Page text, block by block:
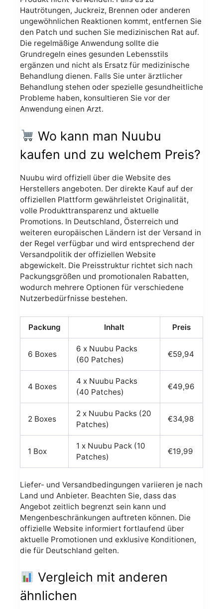
Hautrötungen, Juckreiz, Brennen oder anderen
ungewöhnlichen Reaktionen kommt, entfernen Sie
den Patch und suchen Sie medizinischen Rat auf.
Die regelmäßige Anwendung sollte die
Grundregeln eines gesunden Lebensstils
ergänzen und nicht als Ersatz für medizinische
Behandlung dienen. Falls Sie unter ärztlicher
Behandlung stehen oder spezielle gesundheitliche
Probleme haben, konsultieren Sie vor der
Anwendung einen Arzt.
Wo kann man Nuubu
kaufen und zu welchem Preis?
Nuubu wird offiziell über die Website des
Herstellers angeboten. Der direkte Kauf auf der
offiziellen Plattform gewährleistet Originalität,
volle Produkttransparenz und aktuelle
Promotions. In Deutschland, Österreich und
weiteren europäischen Ländern ist der Versand in
der Regel verfügbar und wird entsprechend der
Versandpolitik der offiziellen Website
abgewickelt. Die Preisstruktur richtet sich nach
Packungsgrößen und promotionalen Rabatten,
wodurch mehrere Optionen für verschiedene
Nutzerbedürfnisse bestehen.
Packung Inhalt Preis
6 Boxes
6 x Nuubu Packs
(60 Patches)
€59,94
4 Boxes
4 x Nuubu Packs
(40 Patches)
€49,96
2 Boxes
2 x Nuubu Packs (20
Patches)
€34,98
1 Box
1 x Nuubu Pack (10
Patches)
€19,99
Liefer- und Versandbedingungen variieren je nach
Land und Anbieter. Beachten Sie, dass das
Angebot zeitlich begrenzt sein kann und
Mengenbeschränkungen auftreten können. Die
offizielle Website informiert fortlaufend über
aktuelle Promotionen und exklusive Konditionen,
die für Deutschland gelten.
Vergleich mit anderen
ähnlichen